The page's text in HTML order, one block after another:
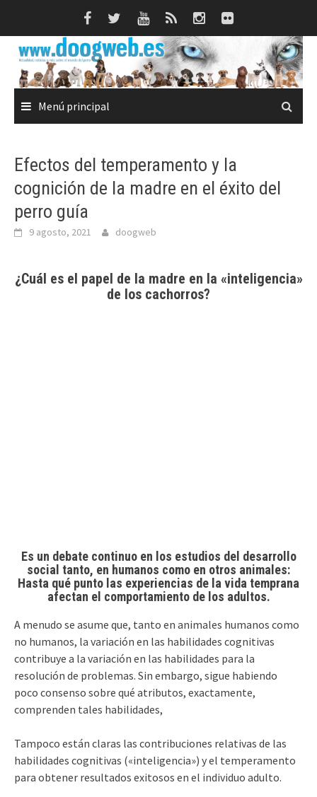
Menú principal
Efectos del temperamento y la
cognición de la madre en el éxito del
perro guía
9 agosto, 2021 doogweb
¿Cuál es el papel de la madre en la «inteligencia»
de los cachorros?
Es un debate continuo en los estudios del desarrollo
social tanto, en humanos como en otros animales:
Hasta qué punto las experiencias de la vida temprana
afectan el comportamiento de los adultos.
A menudo se asume que, tanto en animales humanos como
no humanos, la variación en las habilidades cognitivas
contribuye a la variación en las habilidades para la
resolución de problemas. Sin embargo, sigue habiendo
poco consenso sobre qué atributos, exactamente,
comprenden tales habilidades,
Tampoco están claras las contribuciones relativas de las
habilidades cognitivas («inteligencia») y el temperamento
para obtener resultados exitosos en el individuo adulto.